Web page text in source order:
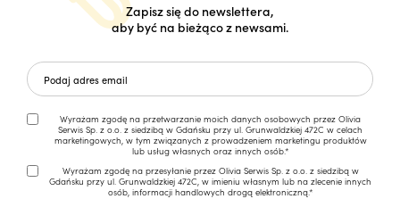
Zapisz się do newslettera,
aby być na bieżąco z newsami.
Wyrażam zgodę na przetwarzanie moich danych osobowych przez Olivia
Serwis Sp. z o.o. z siedzibą w Gdańsku przy ul. Grunwaldzkiej 472C w celach
marketingowych, w tym związanych z prowadzeniem marketingu produktów
lub usług własnych oraz innych osób.*
Wyrażam zgodę na przesyłanie przez Olivia Serwis Sp. z o.o. z siedzibą w
Gdańsku przy ul. Grunwaldzkiej 472C, w imieniu własnym lub na zlecenie innych
osób, informacji handlowych drogą elektroniczną.*